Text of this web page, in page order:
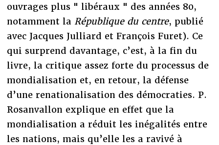
ouvrages plus " libéraux " des années 80,
notamment la République du centre, publié
avec Jacques Julliard et François Furet). Ce
qui surprend davantage, c’est, à la fin du
livre, la critique assez forte du processus de
mondialisation et, en retour, la défense
d’une renationalisation des démocraties. P.
Rosanvallon explique en effet que la
mondialisation a réduit les inégalités entre
les nations, mais qu’elle les a ravivé à